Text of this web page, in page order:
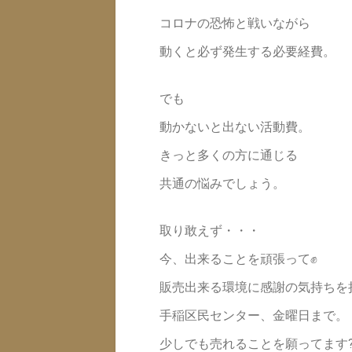
コロナの恐怖と戦いながら
動くと必ず発生する必要経費。
でも
動かないと出ない活動費。
きっと多くの方に通じる
共通の悩みでしょう。
取り敢えず・・・
今、出来ることを頑張って✊
販売出来る環境に感謝の気持ちを
手稲区民センター、金曜日まで。
少しでも売れることを願ってます